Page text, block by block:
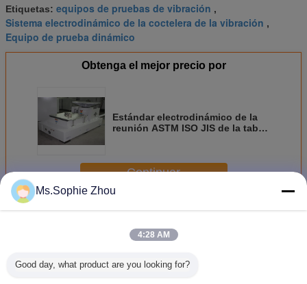
Etiquetas: equipos de pruebas de vibración ,
Sistema electrodinámico de la coctelera de la vibración ,
Equipo de prueba dinámico
Obtenga el mejor precio por
Estándar electrodinámico de la
reunión ASTM ISO JIS de la tabla
Continuar
MásCoctelera electrodinámica de la vibración
Ms.Sophie Zhou
4:28 AM
Good day, what product are you looking for?